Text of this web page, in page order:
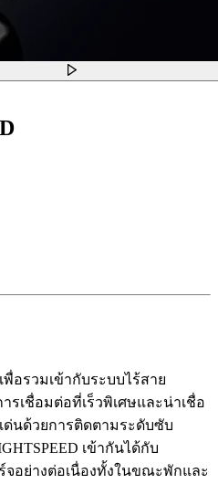
อรวมเข้ากับระบบไร้สาย
ารเชื่อมต่อที่เร็วพิเศษและน่าเชื่อ
ด่นด้วยการติดตามระดับซับ
เข้ากันได้กับ
จอย่างต่อเนื่องทั้งในขณะพักและ